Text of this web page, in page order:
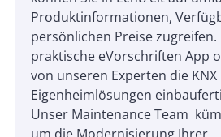
Produktinformationen,
persönlichen Preise
praktische eVorschriften App
von unseren Experten die KNX
Eigenheimlösungen
Unser Maintenance Team